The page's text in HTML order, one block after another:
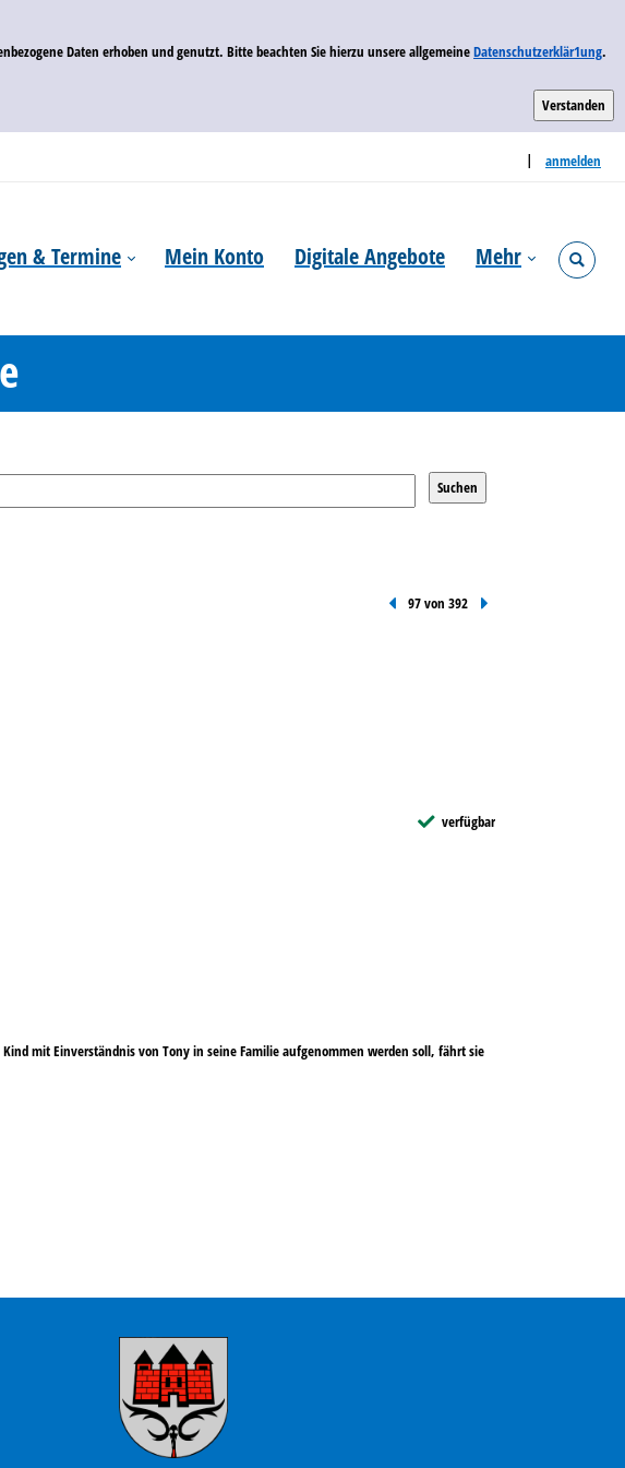
Daten erhoben und genutzt. Bitte beachten Sie hierzu unsere allgemeineDatenschutzerklär1ung.
| anmelden
Sprache auswählen
& Termine Mein Konto Digitale Angebote Mehr
Vorheriger Treffer
97 von 392 Nächster Treffer
verfügbar
mit Einverständnis von Tony in seine Familie aufgenommen werden soll, fährt sie